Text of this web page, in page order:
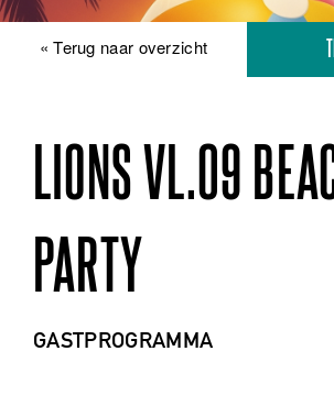
« Terug naar overzicht
LIONS VL.09
PARTY
GASTPROGRAMMA